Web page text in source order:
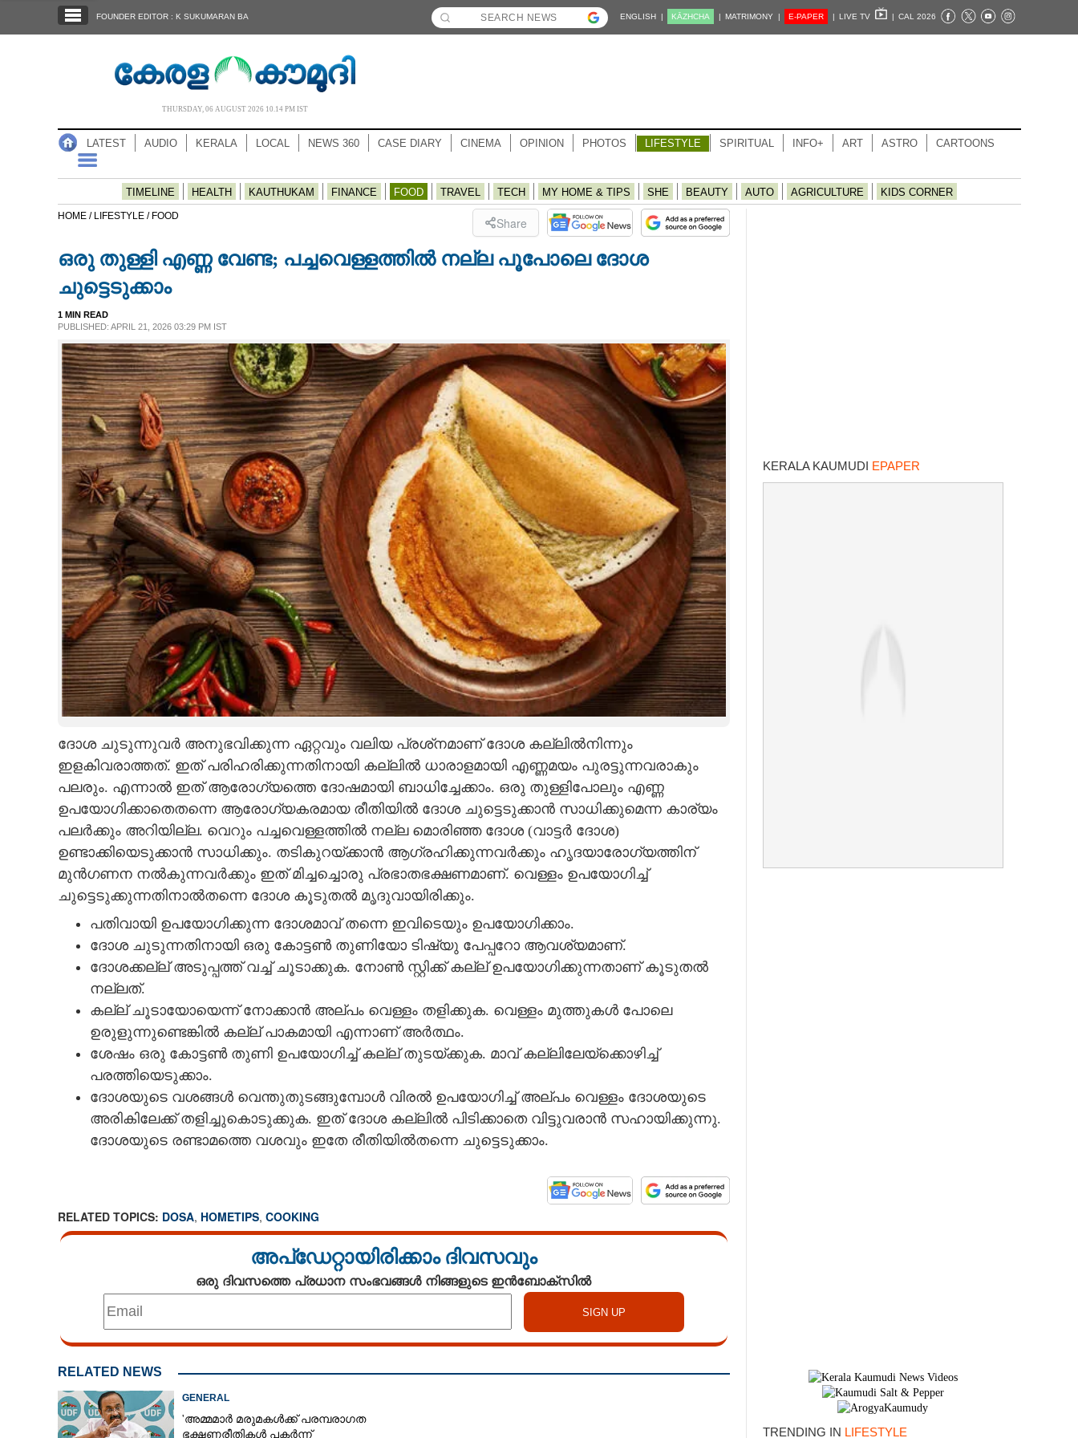
NOTIFIED NEWS
CASE DIARY
LIFESTYLE
SPIRITUAL
CARTOONS
LITERATURE
CONTACT US
FOUNDER EDITOR : K SUKUMARAN BA ENGLISH | KĀZHCHA | MATRIMONY | E-PAPER | LIVE TV | CAL 2026
THURSDAY, 06 AUGUST 2026 10.14 PM IST
LATEST AUDIO KERALA LOCAL NEWS 360 CASE DIARY CINEMA OPINION PHOTOS LIFESTYLE SPIRITUAL INFO+ ART ASTRO CARTOONS
TIMELINE HEALTH KAUTHUKAM FINANCE FOOD TRAVEL TECH MY HOME & TIPS SHE BEAUTY AUTO AGRICULTURE KIDS CORNER
HOME / LIFESTYLE / FOOD Share
ഒരു തുള്ളി എണ്ണ വേണ്ട; പച്ചവെള്ളത്തിൽ നല്ല പൂപോലെ ദോശ
ചുട്ടെടുക്കാം
1 MIN READ
PUBLISHED: APRIL 21, 2026 03:29 PM IST
ദോശ ചുടുന്നുവർ അനുഭവിക്കുന്ന ഏറ്റവും വലിയ പ്രശ്‌നമാണ് ദോശ കല്ലിൽനിന്നും
ഇളകിവരാത്തത്. ഇത് പരിഹരിക്കുന്നതിനായി കല്ലിൽ ധാരാളമായി എണ്ണമയം പുരട്ടുന്നവരാകും
പലരും. എന്നാൽ ഇത് ആരോഗ്യത്തെ ദോഷമായി ബാധിച്ചേക്കാം. ഒരു തുള്ളിപോലും എണ്ണ
ഉപയോഗിക്കാതെതന്നെ ആരോഗ്യകരമായ രീതിയിൽ ദോശ ചുട്ടെടുക്കാൻ സാധിക്കുമെന്ന കാര്യം
പലർക്കും അറിയില്ല. വെറും പച്ചവെള്ളത്തിൽ നല്ല മൊരിഞ്ഞ ദോശ (വാട്ടർ ദോശ)
ഉണ്ടാക്കിയെടുക്കാൻ സാധിക്കും. തടികുറയ്‌ക്കാൻ ആഗ്രഹിക്കുന്നവർക്കും ഹൃദയാരോഗ്യത്തിന്
മുൻഗണന നൽകുന്നവർക്കും ഇത് മിച്ചച്ചൊരു പ്രഭാതഭക്ഷണമാണ്. വെള്ളം ഉപയോഗിച്ച്
ചുട്ടെടുക്കുന്നതിനാൽതന്നെ ദോശ കൂടുതൽ മൃദുവായിരിക്കും.
പതിവായി ഉപയോഗിക്കുന്ന ദോശമാവ് തന്നെ ഇവിടെയും ഉപയോഗിക്കാം.
ദോശ ചുടുന്നതിനായി ഒരു കോട്ടൺ തുണിയോ ടിഷ്യു പേപ്പറോ ആവശ്യമാണ്.
ദോശക്കല്ല് അടുപ്പത്ത് വച്ച് ചൂടാക്കുക. നോൺ സ്റ്റിക്ക് കല്ല് ഉപയോഗിക്കുന്നതാണ് കൂടുതൽ
നല്ലത്.
കല്ല് ചൂടായോയെന്ന് നോക്കാൻ അല്‌പം വെള്ളം തളിക്കുക. വെള്ളം മുത്തുകൾ പോലെ
ഉരുളുന്നുണ്ടെങ്കിൽ കല്ല് പാകമായി എന്നാണ് അർത്ഥം.
ശേഷം ഒരു കോട്ടൺ തുണി ഉപയോഗിച്ച് കല്ല് തുടയ്‌ക്കുക. മാവ് കല്ലിലേയ്‌ക്കൊഴിച്ച്
പരത്തിയെടുക്കാം.
ദോശയുടെ വശങ്ങൾ വെന്തുതുടങ്ങുമ്പോൾ വിരൽ ഉപയോഗിച്ച് അല്‌പം വെള്ളം ദോശയുടെ
അരികിലേക്ക് തളിച്ചുകൊടുക്കുക. ഇത് ദോശ കല്ലിൽ പിടിക്കാതെ വിട്ടുവരാൻ സഹായിക്കുന്നു.
ദോശയുടെ രണ്ടാമത്തെ വശവും ഇതേ രീതിയിൽതന്നെ ചുട്ടെടുക്കാം.
RELATED TOPICS: DOSA, HOMETIPS, COOKING
അപ്ഡേറ്റായിരിക്കാം ദിവസവും
ഒരു ദിവസത്തെ പ്രധാന സംഭവങ്ങൾ നിങ്ങളുടെ ഇൻബോക്സിൽ
RELATED NEWS
GENERAL
'അമ്മമാർ മരുമകൾക്ക് പരമ്പരാഗത
ഭക്ഷണരീതികൾ പകർന്ന്
KERALA KAUMUDI EPAPER
TRENDING IN LIFESTYLE